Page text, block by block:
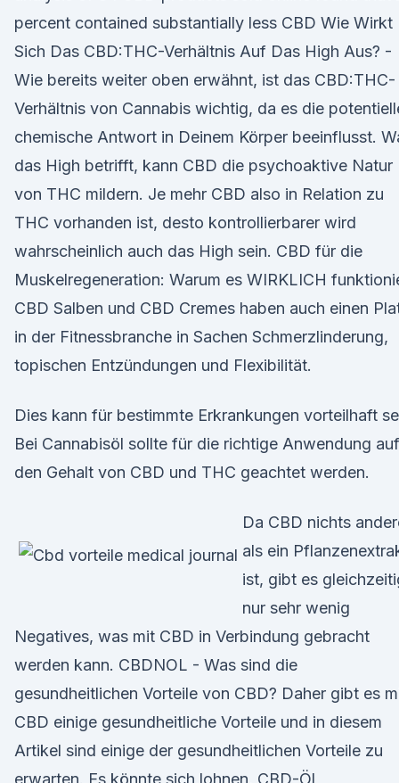
percent contained substantially less CBD Wie Wirkt
Sich Das CBD:THC-Verhältnis Auf Das High Aus? -
Wie bereits weiter oben erwähnt, ist das CBD:THC-
Verhältnis von Cannabis wichtig, da es die
chemische Antwort in Deinem Körper beeinflusst.
das High betrifft, kann CBD die psychoaktive Natur
von THC mildern. Je mehr CBD also in Relation zu
THC vorhanden ist, desto kontrollierbarer wird
wahrscheinlich auch das High sein. CBD für die
Muskelregeneration: Warum es WIRKLICH
CBD Salben und CBD Cremes haben auch einen
in der Fitnessbranche in Sachen Schmerzlinderung,
topischen Entzündungen und Flexibilität.
Dies kann für bestimmte Erkrankungen vorteilhaft
Bei Cannabisöl sollte für die richtige Anwendung auf
den Gehalt von CBD und THC geachtet werden.
Da CBD nichts
als ein
ist, gibt es
nur sehr wenig
Negatives, was mit CBD in Verbindung gebracht
werden kann. CBDNOL - Was sind die
gesundheitlichen Vorteile von CBD? Daher gibt es
CBD einige gesundheitliche Vorteile und in diesem
Artikel sind einige der gesundheitlichen Vorteile zu
erwarten. Es könnte sich lohnen, CBD-Öl